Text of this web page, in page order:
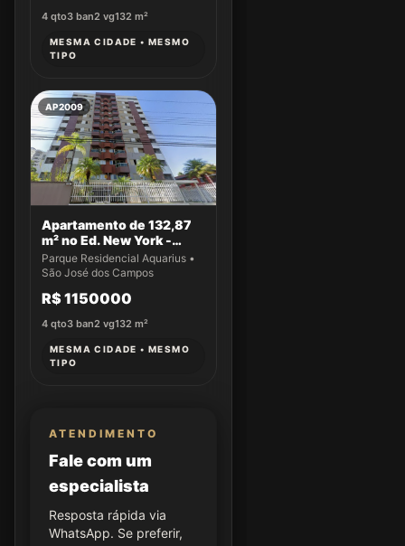
4 qto3 ban2 vg132 m²
MESMA CIDADE • MESMO
TIPO
AP2009
Apartamento de 132,87
m² no Ed. New York -
Apto 14
Parque Residencial Aquarius •
São José dos Campos
R$ 1150000
4 qto3 ban2 vg132 m²
MESMA CIDADE • MESMO
TIPO
ATENDIMENTO
Fale com um
especialista
Resposta rápida via
WhatsApp. Se preferir,